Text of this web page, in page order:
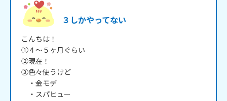
３しかやってない
こんちは！
①４～５ヶ月ぐらい
②現在！
③色々使うけど
・金モデ
・スパヒュー